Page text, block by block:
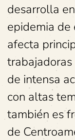
desarrolla
epidemia
afecta
de intensa
con altas
también es
de